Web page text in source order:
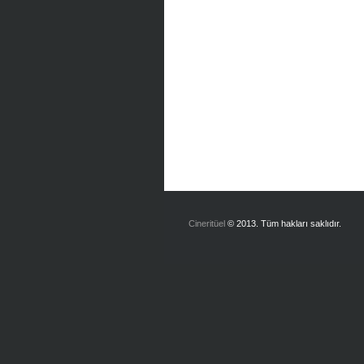
Cineritüel © 2013. Tüm hakları saklıdır.